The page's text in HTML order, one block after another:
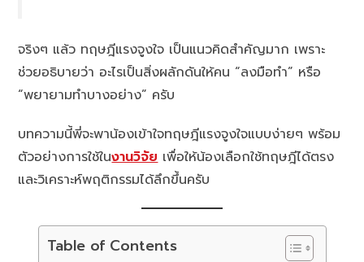
จริงๆ แล้ว ทฤษฎีแรงจูงใจ เป็นแนวคิดสำคัญมาก เพราะ
ช่วยอธิบายว่า อะไรเป็นสิ่งผลักดันให้คน “ลงมือทำ” หรือ
“พยายามทำบางอย่าง” ครับ
บทความนี้พี่จะพาน้องเข้าใจทฤษฎีแรงจูงใจแบบง่ายๆ พร้อม
ตัวอย่างการใช้ในงานวิจัยเพื่อให้น้องเลือกใช้ทฤษฎีได้ตรง
และวิเคราะห์พฤติกรรมได้ลึกขึ้นครับ
Table of Contents